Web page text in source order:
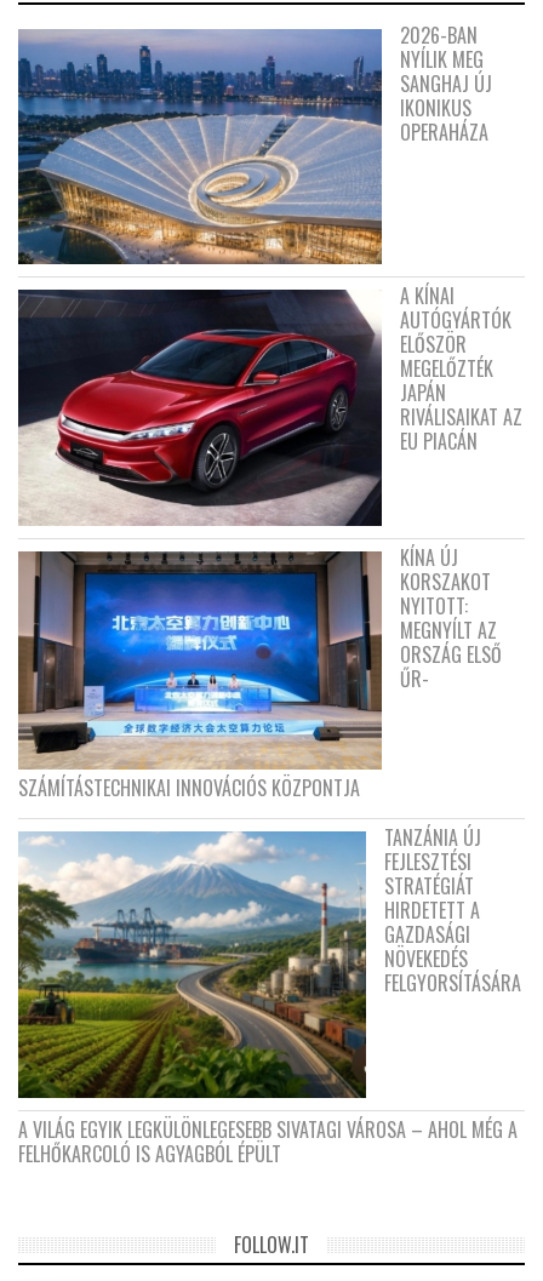
2026-BAN
NYÍLIK MEG
SANGHAJ ÚJ
IKONIKUS
OPERAHÁZA
A KÍNAI
AUTÓGYÁRTÓK
ELŐSZÖR
MEGELŐZTÉK
JAPÁN
RIVÁLISAIKAT AZ
EU PIACÁN
KÍNA ÚJ
KORSZAKOT
NYITOTT:
MEGNYÍLT AZ
ORSZÁG ELSŐ
ŰR-
SZÁMÍTÁSTECHNIKAI INNOVÁCIÓS KÖZPONTJA
TANZÁNIA ÚJ
FEJLESZTÉSI
STRATÉGIÁT
HIRDETETT A
GAZDASÁGI
NÖVEKEDÉS
FELGYORSÍTÁSÁRA
A VILÁG EGYIK LEGKÜLÖNLEGESEBB SIVATAGI VÁROSA – AHOL MÉG A
FELHŐKARCOLÓ IS AGYAGBÓL ÉPÜLT
FOLLOW.IT